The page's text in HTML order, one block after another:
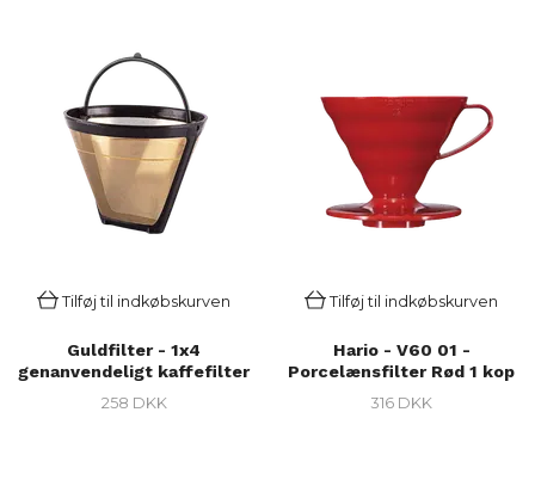
Tilføj til indkøbskurven
Guldfilter - 1x4
genanvendeligt kaffefilter
258 DKK
Tilføj til indkøbskurven
Hario - V60 01 -
Porcelænsfilter Rød 1 kop
316 DKK